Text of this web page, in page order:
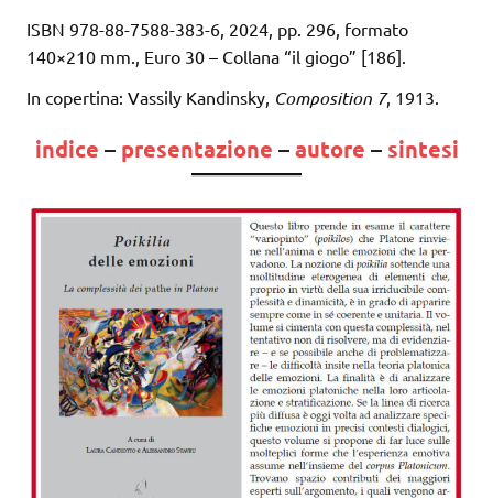
ISBN 978-88-7588-383-6, 2024, pp. 296, formato
140×210 mm., Euro 30 – Collana “il giogo” [186].
In copertina: Vassily Kandinsky, Composition 7, 1913.
indice – presentazione –autore – sintesi